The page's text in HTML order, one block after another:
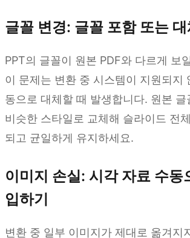
글꼴 변경: 글꼴 포함 또는 대
PPT의 글꼴이 원본 PDF와 다르게 보
이 문제는 변환 중 시스템이 지원되지
동으로 대체할 때 발생합니다. 원본
비슷한 스타일로 교체해 슬라이드 전
되고 균일하게 유지하세요.
이미지 손실: 시각 자료 수동
입하기
변환 중 일부 이미지가 제대로 옮겨지